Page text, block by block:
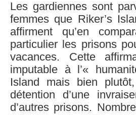
Les gardiennes sont
femmes que Riker’s
affirment qu’en
particulier les prisons
vacances. Cette
imputable à l’«
Island mais bien
détention d’une
d’autres prisons.